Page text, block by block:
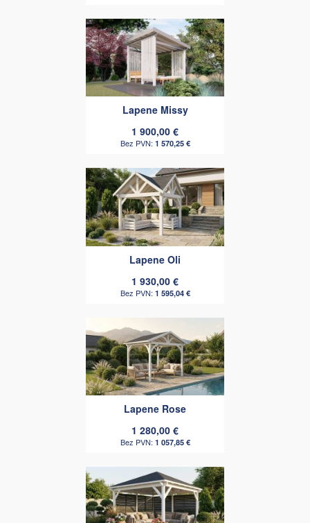
Lapene Missy
1 900,00 €
1 570,25 €
Lapene Oli
1 930,00 €
1 595,04 €
Lapene Rose
1 280,00 €
1 057,85 €